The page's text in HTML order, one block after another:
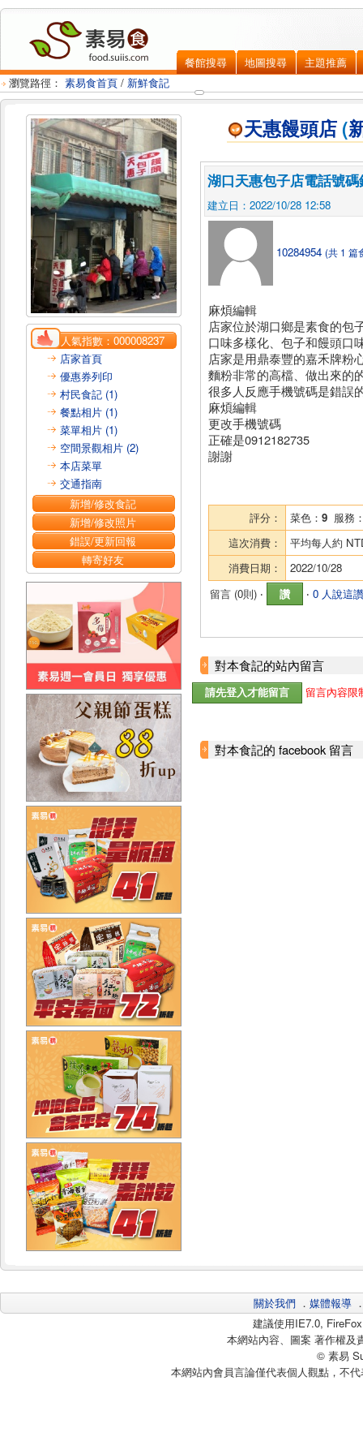
餐館搜尋 地圖搜尋
主題推薦
瀏覽路徑： 素易食首頁 / 新鮮食記
人氣指數：000008237
店家首頁
優惠券列印
村民食記 (1)
餐點相片 (1)
菜單相片 (1)
空間景觀相片 (2)
本店菜單
交通指南
新增/修改食記
新增/修改照片
錯誤/更新回報
轉寄好友
天惠饅頭店 (
湖口天惠包子店電話號碼
建立日：2022/10/28 12:58
10284954 (共 1 篇
麻煩編輯
店家位於湖口鄉是素食的包
口味多樣化、包子和饅頭口
店家是用鼎泰豐的嘉禾牌粉
麵粉非常的高檔、做出來的
很多人反應手機號碼是錯誤
麻煩編輯
更改手機號碼
正確是0912182735
謝謝
評分： 菜色： 9服務
這次消費：
平均每人約
消費日期：
2022/10/28
留言 (0則) ‧ 讚 ‧ 0 人說這讚
對本食記的站內留言
留言內容限
對本食記的 facebook 留言
關於我們 ． 媒體報導
建議使用IE7.0,
本網站內容、圖案 著作權及
© 素易
本網站內會員言論僅代表個人觀點，不